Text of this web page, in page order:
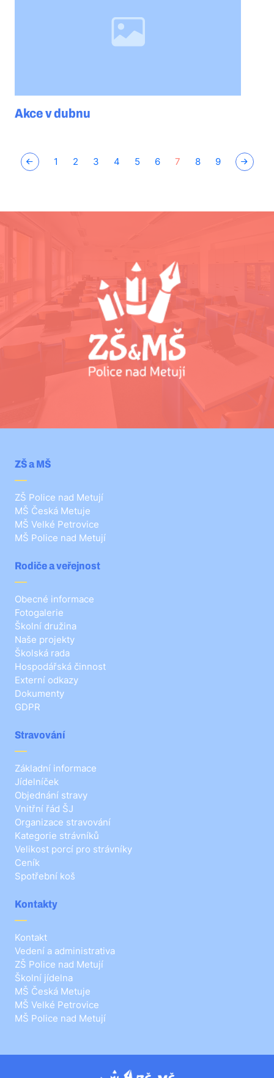
Akce v dubnu
1 2 3 4 5 6 7 8 9
ZŠ a MŠ
ZŠ Police nad Metují
MŠ Česká Metuje
MŠ Velké Petrovice
MŠ Police nad Metují
Rodiče a veřejnost
Obecné informace
Fotogalerie
Školní družina
Naše projekty
Školská rada
Hospodářská činnost
Externí odkazy
Dokumenty
GDPR
Stravování
Základní informace
Jídelníček
Objednání stravy
Vnitřní řád ŠJ
Organizace stravování
Kategorie strávníků
Velikost porcí pro strávníky
Ceník
Spotřební koš
Kontakty
Kontakt
Vedení a administrativa
ZŠ Police nad Metují
Školní jídelna
MŠ Česká Metuje
MŠ Velké Petrovice
MŠ Police nad Metují